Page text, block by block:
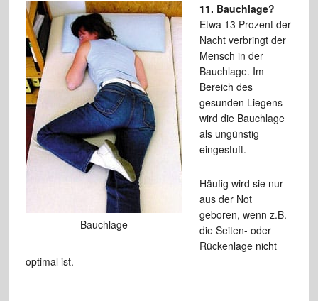
Bauchlage
11. Bauchlage?
Etwa 13 Prozent der
Nacht verbringt der
Mensch in der
Bauchlage. Im
Bereich des
gesunden Liegens
wird die Bauchlage
als ungünstig
eingestuft.
Häufig wird sie nur
aus der Not
geboren, wenn z.B.
die Seiten- oder
Rückenlage nicht
optimal ist.